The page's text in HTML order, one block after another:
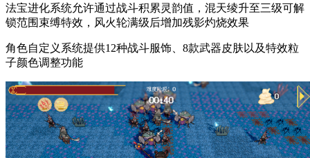
法宝进化系统允许通过战斗积累灵韵值，混天绫升至三级可解
锁范围束缚特效，风火轮满级后增加残影灼烧效果
角色自定义系统提供12种战斗服饰、8款武器皮肤以及特效粒
子颜色调整功能